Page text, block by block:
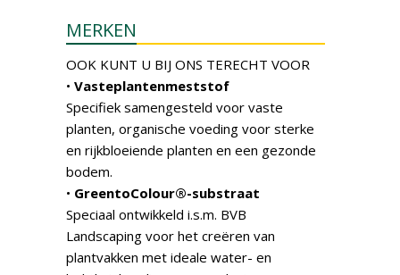
MERKEN
OOK KUNT U BIJ ONS TERECHT VOOR
• Vasteplantenmeststof
Specifiek samengesteld voor vaste
planten, organische voeding voor sterke
en rijkbloeiende planten en een gezonde
bodem.
• GreentoColour®-substraat
Speciaal ontwikkeld i.s.m. BVB
Landscaping voor het creëren van
plantvakken met ideale water- en